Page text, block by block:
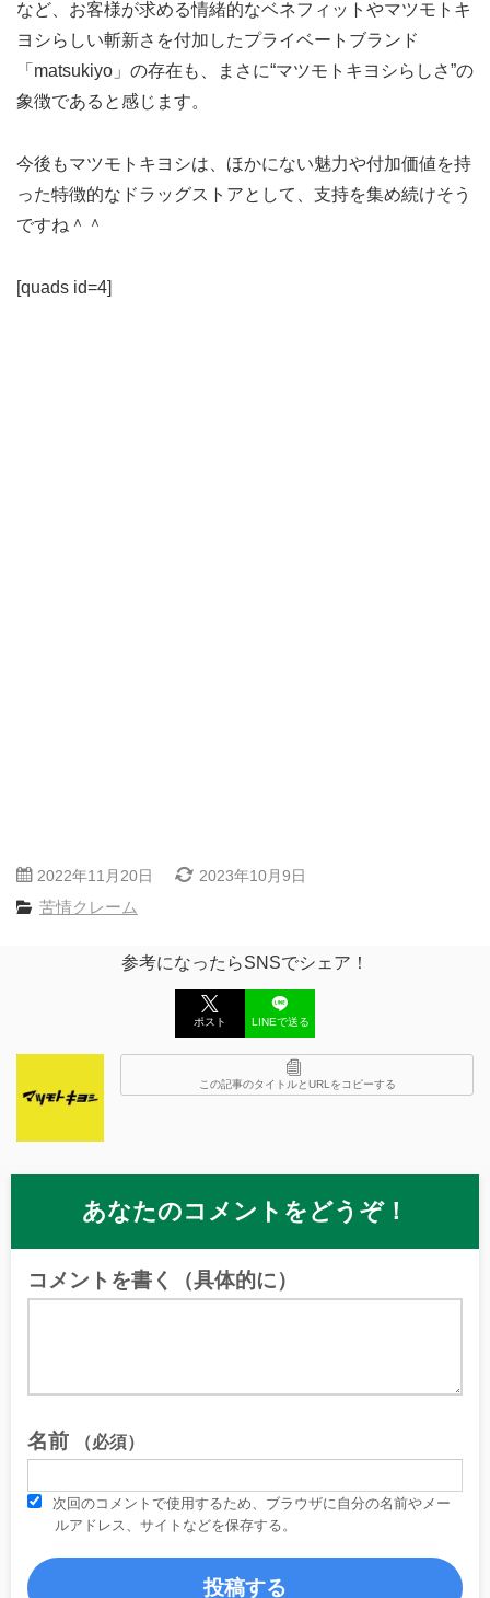
など、お客様が求める情緒的なベネフィットやマツモトキ
ヨシらしい斬新さを付加したプライベートブランド
「matsukiyo」の存在も、まさに“マツモトキヨシらしさ”の
象徴であると感じます。
今後もマツモトキヨシは、ほかにない魅力や付加価値を持
った特徴的なドラッグストアとして、支持を集め続けそう
ですね＾＾
[quads id=4]
2022年11月20日 2023年10月9日
苦情クレーム
参考になったらSNSでシェア！
ポスト LINEで送る
この記事のタイトルとURLをコピーする
あなたのコメントをどうぞ！
コメントを書く（具体的に）
名前 （必須）
次回のコメントで使用するため、ブラウザに自分の名前やメー
ルアドレス、サイトなどを保存する。